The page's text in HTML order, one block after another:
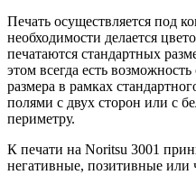
Печать осуществляется под
необходимости делается
печатаются стандартных
этом всегда есть
размера в рамках
полями с двух сторон или с
периметру.
К печати на Noritsu 3001
негативные, позитивные